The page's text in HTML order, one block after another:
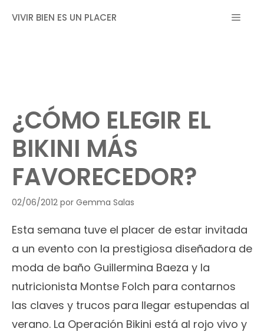
VIVIR BIEN ES UN PLACER MENÚ
¿CÓMO ELEGIR EL
BIKINI MÁS
FAVORECEDOR?
02/06/2012 por Gemma Salas
Esta semana tuve el placer de estar invitada
a un evento con la prestigiosa diseñadora de
moda de baño Guillermina Baeza y la
nutricionista Montse Folch para contarnos
las claves y trucos para llegar estupendas al
verano. La Operación Bikini está al rojo vivo y